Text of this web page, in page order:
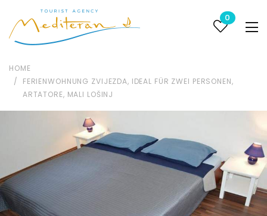
0
HOME
FERIENWOHNUNG ZVIJEZDA, IDEAL FÜR ZWEI PERSONEN,
ARTATORE, MALI LOŠINJ